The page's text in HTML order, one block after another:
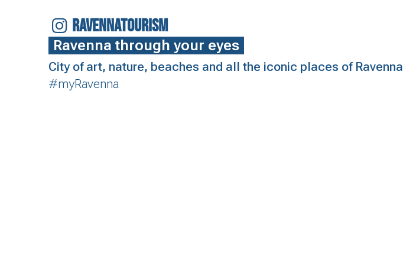
RAVENNATOURISM
Ravenna through your eyes
City of art, nature, beaches and all the iconic places of Ravenna
#myRavenna